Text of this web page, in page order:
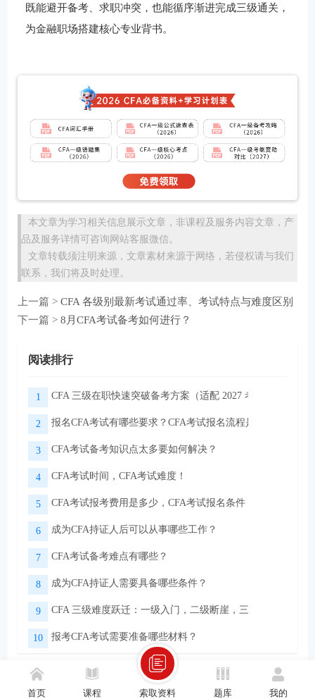
既能避开备考、求职冲突，也能循序渐进完成三级通关，
为金融职场搭建核心专业背书。
本文章为学习相关信息展示文章，非课程及服务内容文章，产
品及服务详情可咨询网站客服微信。
文章转载须注明来源，文章素材来源于网络，若侵权请与我们
联系，我们将及时处理。
上一篇 > CFA 各级别最新考试通过率、考试特点与难度区别
下一篇 > 8月CFA考试备考如何进行？
阅读排行
1 CFA 三级在职快速突破备考方案（适配 2027 考季）
2 报名CFA考试有哪些要求？CFA考试报名流程是怎样的？
3 CFA考试备考知识点太多要如何解决？
4 CFA考试时间，CFA考试难度！
5 CFA考试报考费用是多少，CFA考试报名条件！
6 成为CFA持证人后可以从事哪些工作？
7 CFA考试备考难点有哪些？
8 成为CFA持证人需要具备哪些条件？
9 CFA 三级难度跃迁：一级入门，二级断崖，三级实战
10 报考CFA考试需要准备哪些材料？
首页 课程 索取资料 题库 我的